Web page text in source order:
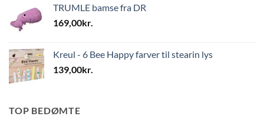
TRUMLE bamse fra DR
169,00kr.
Kreul - 6 Bee Happy farver til stearin lys
139,00kr.
TOP BEDØMTE